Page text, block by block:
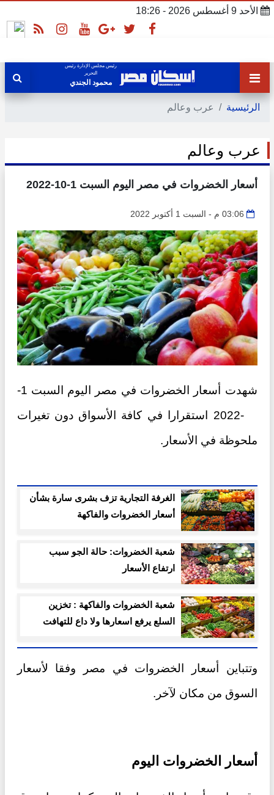
الأحد 9 أغسطس 2026 - 18:26
رئيس مجلس الإدارة رئيس
التحرير
محمود الجندي
الرئيسية عرب وعالم
عرب وعالم
أسعار الخضروات في مصر اليوم السبت 1-10-2022
03:06 م - السبت 1 أكتوبر 2022
أسعار الخضروات
شهدت أسعار الخضروات في مصر اليوم السبت 1-
10-2022 استقرارا في كافة الأسواق دون تغيرات
ملحوظة في الأسعار.
الغرفة التجارية تزف بشرى سارة بشأن
أسعار الخضروات والفاكهة
شعبة الخضروات: حالة الجو سبب
ارتفاع الأسعار
شعبة الخضروات والفاكهة : تخزين
السلع يرفع اسعارها ولا داع للتهافت
وتتباين أسعار الخضروات في مصر وفقا لأسعار
السوق من مكان لآخر.
أسعار الخضروات اليوم